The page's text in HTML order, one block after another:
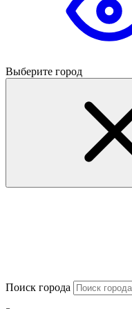
Выберите город
Поиск города